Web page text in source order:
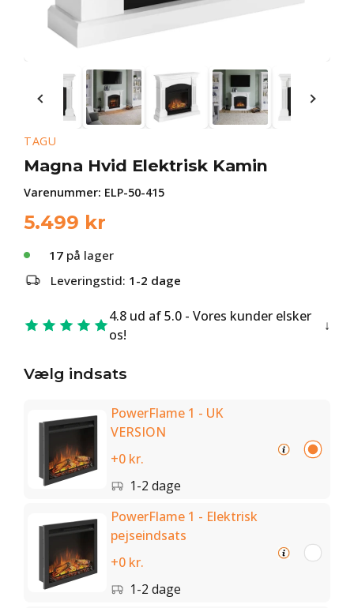
TAGU
Magna Hvid Elektrisk Kamin
Varenummer: ELP-50-415
5.499 kr
17 på lager
Leveringstid: 1-2 dage
4.8 ud af 5.0 - Vores kunder elsker
os!
Vælg indsats
PowerFlame 1 - UK
VERSION
+0 kr.
1-2 dage
PowerFlame 1 - Elektrisk
pejseindsats
+0 kr.
1-2 dage